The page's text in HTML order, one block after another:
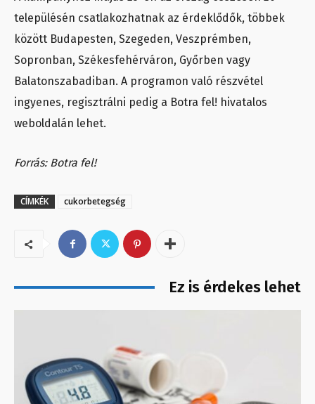
településén csatlakozhatnak az érdeklődők, többek
között Budapesten, Szegeden, Veszprémben,
Sopronban, Székesfehérváron, Győrben vagy
Balatonszabadiban. A programon való részvétel
ingyenes, regisztrálni pedig a Botra fel! hivatalos
weboldalán lehet.
Forrás: Botra fel!
CÍMKÉK cukorbetegség
Ez is érdekes lehet